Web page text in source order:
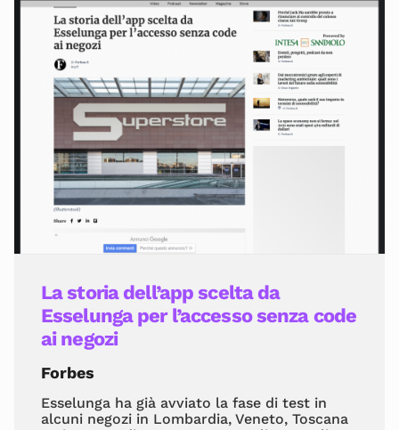
La storia dell’app scelta da
Esselunga per l’accesso senza code
ai negozi
Forbes
Esselunga ha già avviato la fase di test in
alcuni negozi in Lombardia, Veneto, Toscana